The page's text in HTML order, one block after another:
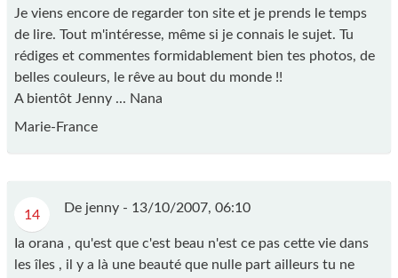
Je viens encore de regarder ton site et je prends le temps
de lire. Tout m'intéresse, même si je connais le sujet. Tu
rédiges et commentes formidablement bien tes photos, de
belles couleurs, le rêve au bout du monde !!
A bientôt Jenny ... Nana
Marie-France
14 De jenny - 13/10/2007, 06:10
Ia orana , qu'est que c'est beau n'est ce pas cette vie dans
les îles , il y a là une beauté que nulle part ailleurs tu ne